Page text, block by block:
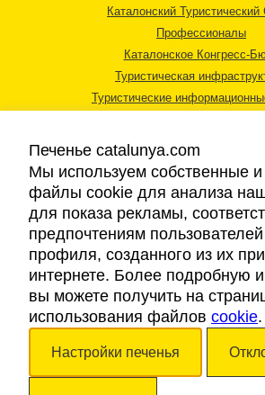
Каталонский Туристический
Профессионалы
Каталонское Конгресс-
Туристическая
Туристические
Правовая информация
Cookies
Доступность
Авторские права © 2026. Каталонский
Печенье catalunya.com
Мы используем собственные и
файлы cookie для анализа
для показа рекламы,
предпочтениям
профиля, созданного из их
интернете. Более подробную
вы можете получить на
использования файлов cookie.
Настройки печенья